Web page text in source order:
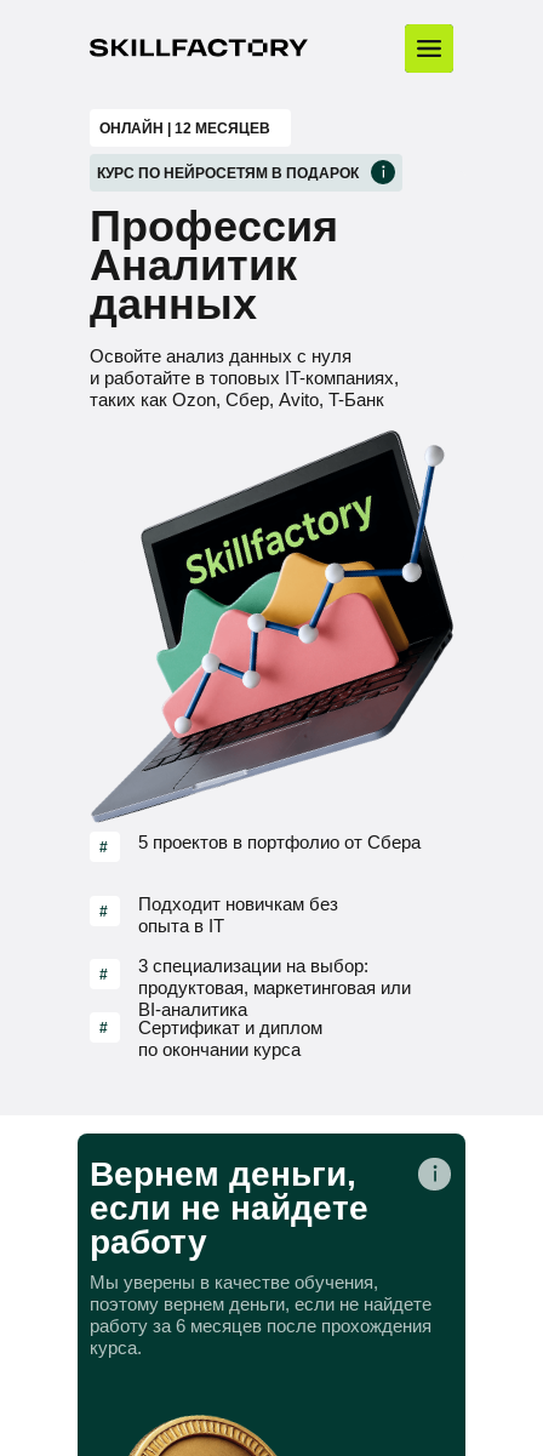
ОНЛАЙН | 12 МЕСЯЦЕВ
Профессия
Аналитик
данных
Освойте анализ данных с нуля
и работайте в топовых IT-компаниях,
таких как Ozon, Сбер, Avito, T-Банк
КУРС ПО НЕЙРОСЕТЯМ В ПОДАРОК
# 5 проектов в портфолио от Сбера
#
Подходит новичкам без
опыта в IT
#
3 специализации на выбор:
продуктовая, маркетинговая или
BI-аналитика
#
Сертификат и диплом
по окончании курса
Вернем деньги,
если не найдете
работу
Мы уверены в качестве обучения,
поэтому вернем деньги, если не найдете
работу за 6 месяцев после прохождения
курса.